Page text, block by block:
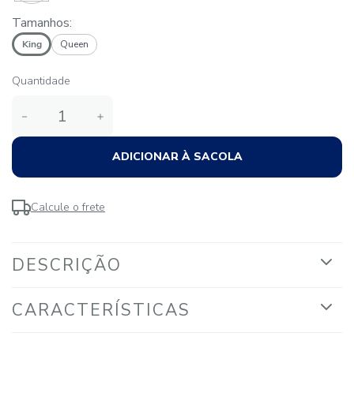
Tamanhos:
King Queen
Quantidade
＋
－
ADICIONAR À SACOLA
Calcule o frete
DESCRIÇÃO
CARACTERÍSTICAS